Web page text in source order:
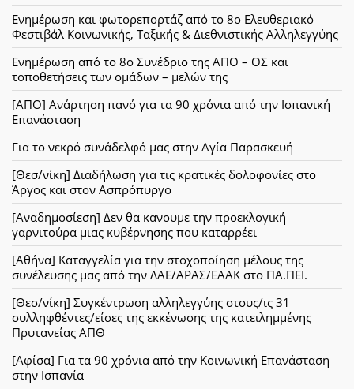
Ενημέρωση και φωτορεπορτάζ από το 8ο Ελευθεριακό
Φεστιβάλ Κοινωνικής, Ταξικής & Διεθνιστικής Αλληλεγγύης
Ενημέρωση από το 8ο Συνέδριο της ΑΠΟ – ΟΣ και
τοποθετήσεις των ομάδων – μελών της
[ΑΠΟ] Ανάρτηση πανό για τα 90 χρόνια από την Ισπανική
Επανάσταση
Για το νεκρό συνάδελφό μας στην Αγία Παρασκευή
[Θεσ/νίκη] Διαδήλωση για τις κρατικές δολοφονίες στο
Άργος και στον Ασπρόπυργο
[Αναδημοσίεση] Δεν θα κανουμε την προεκλογική
γαρνιτούρα μιας κυβέρνησης που καταρρέει
[Αθήνα] Καταγγελία για την στοχοποίηση μέλους της
συνέλευσης μας από την ΛΑΕ/ΑΡΑΣ/ΕΑΑΚ στο ΠΑ.ΠΕΙ.
[Θεσ/νίκη] Συγκέντρωση αλληλεγγύης στους/ις 31
συλληφθέντες/είσες της εκκένωσης της κατειλημμένης
Πρυτανείας ΑΠΘ
[Αφίσα] Για τα 90 χρόνια από την Κοινωνική Επανάσταση
στην Ισπανία